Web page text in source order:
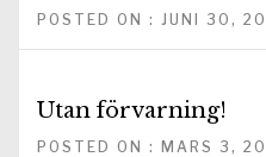
POSTED ON : JUNI 30,
Utan förvarning!
POSTED ON : MARS 3,